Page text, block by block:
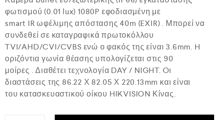
ή
θ
η
κ
ε
μ
ε
α
π
ό
5
φωτισμού (0.01 lux) 1080P εφοδιασμένη με
smart IR ωφέλιμης απόστασης 40m (EXIR) . Μπορεί να
συνδεθεί σε καταγραφικά πρωτοκόλλου
TVI/AHD/CVI/CVBS ενώ ο φακός της είναι 3.6mm. H
οριζόντια γωνία θέασης υπολογίζεται στις 90
μοίρες . Διαθέτει τεχνολογία DAY / NIGHT. Oι
διαστάσεις της 86.22 Χ 82.05 Χ 220.13mm και είναι
του κατασκευαστικού οίκου HIKVISION Κίνας.